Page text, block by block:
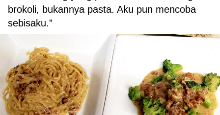
brokoli, bukannya pasta. Aku pun mencoba
sebisaku.”